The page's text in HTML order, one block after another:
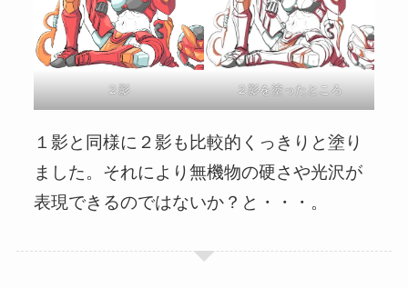
２影 ２影を塗ったところ
１影と同様に２影も比較的くっきりと塗り
ました。それにより無機物の硬さや光沢が
表現できるのではないか？と・・・。